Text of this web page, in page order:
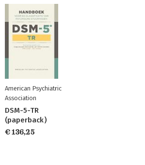
American Psychiatric
Association
DSM-5-TR
(paperback)
€ 136,25